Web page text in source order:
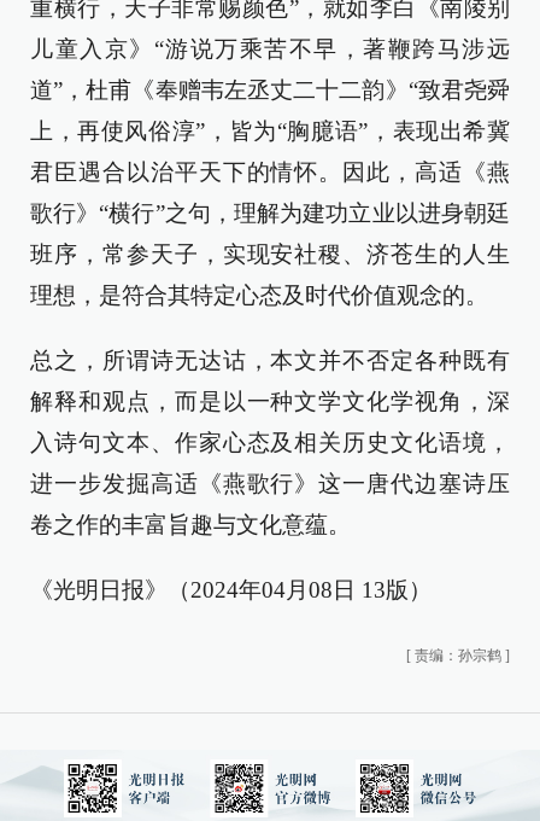
重横行，天子非常赐颜色”，就如李白《南陵别
儿童入京》“游说万乘苦不早，著鞭跨马涉远
道”，杜甫《奉赠韦左丞丈二十二韵》“致君尧舜
上，再使风俗淳”，皆为“胸臆语”，表现出希冀
君臣遇合以治平天下的情怀。因此，高适《燕
歌行》“横行”之句，理解为建功立业以进身朝廷
班序，常参天子，实现安社稷、济苍生的人生
理想，是符合其特定心态及时代价值观念的。
总之，所谓诗无达诂，本文并不否定各种既有
解释和观点，而是以一种文学文化学视角，深
入诗句文本、作家心态及相关历史文化语境，
进一步发掘高适《燕歌行》这一唐代边塞诗压
卷之作的丰富旨趣与文化意蕴。
《光明日报》（2024年04月08日 13版）
[ 责编：孙宗鹤 ]